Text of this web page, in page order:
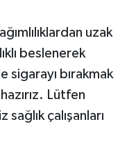
uzak
beslenerek
sigarayı bırakmak
Lütfen
çalışanları